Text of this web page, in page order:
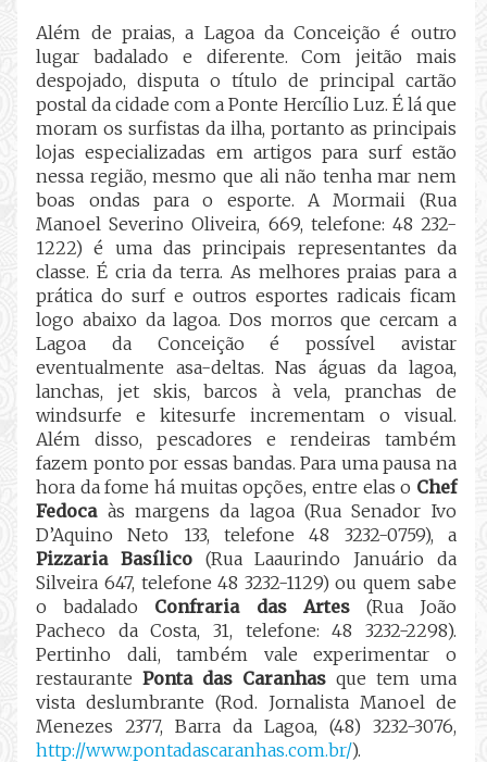
Além de praias, a Lagoa da Conceição é outro
lugar badalado e diferente. Com jeitão mais
despojado, disputa o título de principal cartão
postal da cidade com a Ponte Hercílio Luz. É lá que
moram os surfistas da ilha, portanto as principais
lojas especializadas em artigos para surf estão
nessa região, mesmo que ali não tenha mar nem
boas ondas para o esporte. A Mormaii (Rua
Manoel Severino Oliveira, 669, telefone: 48 232-
1222) é uma das principais representantes da
classe. É cria da terra. As melhores praias para a
prática do surf e outros esportes radicais ficam
logo abaixo da lagoa. Dos morros que cercam a
Lagoa da Conceição é possível avistar
eventualmente asa-deltas. Nas águas da lagoa,
lanchas, jet skis, barcos à vela, pranchas de
windsurfe e kitesurfe incrementam o visual.
Além disso, pescadores e rendeiras também
fazem ponto por essas bandas. Para uma pausa na
hora da fome há muitas opções, entre elas o Chef
Fedocaàs margens da lagoa (Rua Senador Ivo
D’Aquino Neto 133, telefone 48 3232-0759), a
Pizzaria Basílico (Rua Laaurindo Januário da
Silveira 647, telefone 48 3232-1129) ou quem sabe
o badalado Confraria das Artes (Rua João
Pacheco da Costa, 31, telefone: 48 3232-2298).
Pertinho dali, também vale experimentar o
restaurantePonta das Caranhas que tem uma
vista deslumbrante (Rod. Jornalista Manoel de
Menezes 2377, Barra da Lagoa, (48) 3232-3076,
http://www.pontadascaranhas.com.br/).